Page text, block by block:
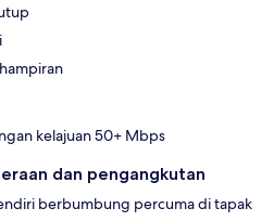
kelajuan 50+ Mbps
dan pengangkutan
berbumbung percuma di tapak